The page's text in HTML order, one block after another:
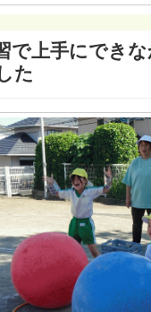
で上手にでき
た